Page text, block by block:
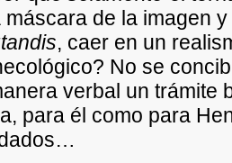
de la imagen
, caer en un
No se
verbal un trámite
para él como para